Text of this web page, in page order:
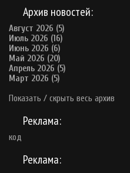
Архив новостей:
Август 2026 (5)
Июль 2026 (16)
Июнь 2026 (6)
Май 2026 (20)
Апрель 2026 (5)
Март 2026 (5)
Показать / скрыть весь архив
Реклама:
код
Реклама: